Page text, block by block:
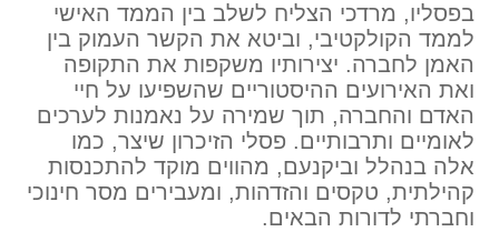
בפסליו, מרדכי הצליח לשלב בין הממד האישי
לממד הקולקטיבי, וביטא את הקשר העמוק בין
האמן לחברה. יצירותיו משקפות את התקופה
ואת האירועים ההיסטוריים שהשפיעו על חיי
האדם והחברה, תוך שמירה על נאמנות לערכים
לאומיים ותרבותיים. פסלי הזיכרון שיצר, כמו
אלה בנהלל וביקנעם, מהווים מוקד להתכנסות
קהילתית, טקסים והזדהות, ומעבירים מסר חינוכי
וחברתי לדורות הבאים.